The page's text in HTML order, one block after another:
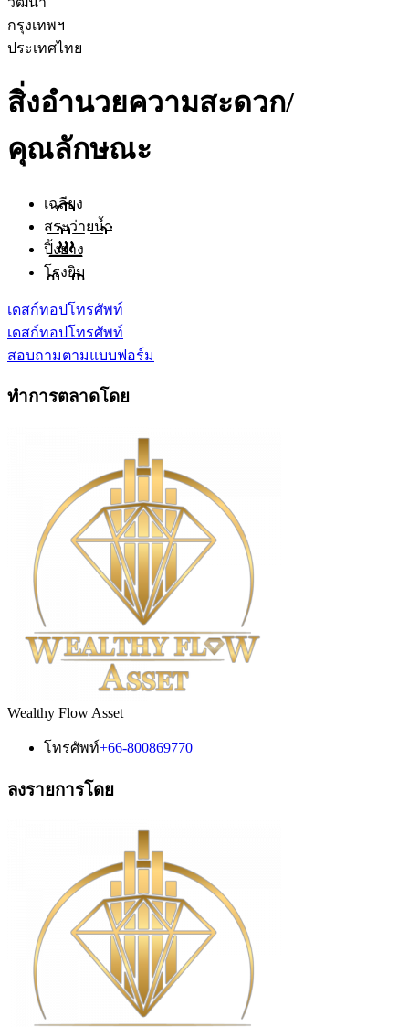
กรุงเทพฯ
ประเทศไทย
สิ่งอำนวยความสะดวก/
คุณลักษณะ
เฉลียง
สระว่ายน้ำ
ปิ้งย่าง
โรงยิม
เดสก์ทอปโทรศัพท์
เดสก์ทอปโทรศัพท์
สอบถามตามแบบฟอร์ม
ทำการตลาดโดย
Wealthy Flow Asset
โทรศัพท์+66-800869770
ลงรายการโดย